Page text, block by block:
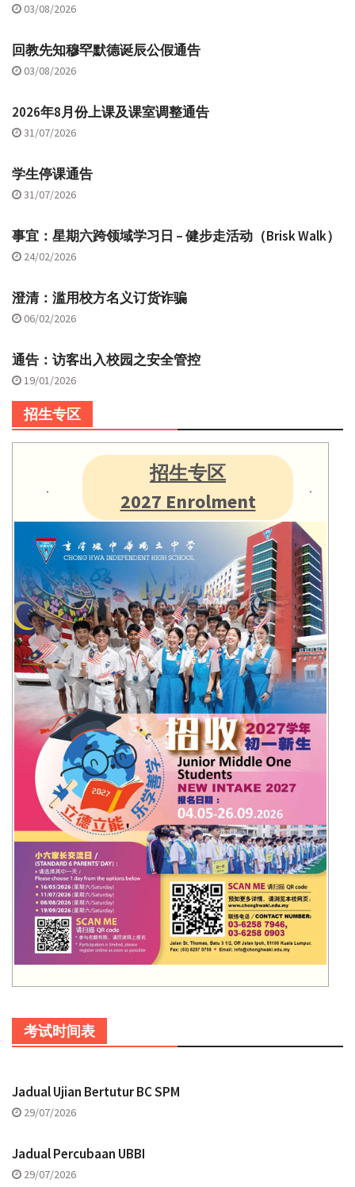
03/08/2026
回教先知穆罕默德诞辰公假通告
03/08/2026
2026年8月份上课及课室调整通告
31/07/2026
学生停课通告
31/07/2026
事宜：星期六跨领域学习日 – 健步走活动（Brisk Walk）
24/02/2026
澄清：滥用校方名义订货诈骗
06/02/2026
通告：访客出入校园之安全管控
19/01/2026
招生专区
招生专区
2027 Enrolment
考试时间表
Jadual Ujian Bertutur BC SPM
29/07/2026
Jadual Percubaan UBBI
29/07/2026